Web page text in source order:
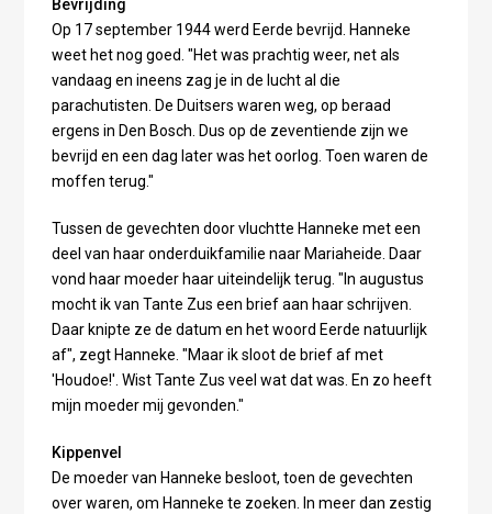
Bevrijding
Op 17 september 1944 werd Eerde bevrijd. Hanneke
weet het nog goed. "Het was prachtig weer, net als
vandaag en ineens zag je in de lucht al die
parachutisten. De Duitsers waren weg, op beraad
ergens in Den Bosch. Dus op de zeventiende zijn we
bevrijd en een dag later was het oorlog. Toen waren de
moffen terug."
Tussen de gevechten door vluchtte Hanneke met een
deel van haar onderduikfamilie naar Mariaheide. Daar
vond haar moeder haar uiteindelijk terug. "In augustus
mocht ik van Tante Zus een brief aan haar schrijven.
Daar knipte ze de datum en het woord Eerde natuurlijk
af", zegt Hanneke. "Maar ik sloot de brief af met
'Houdoe!'. Wist Tante Zus veel wat dat was. En zo heeft
mijn moeder mij gevonden."
Kippenvel
De moeder van Hanneke besloot, toen de gevechten
over waren, om Hanneke te zoeken. In meer dan zestig